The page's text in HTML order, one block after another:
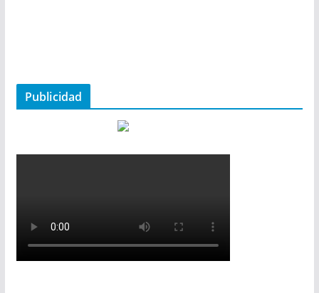
Publicidad